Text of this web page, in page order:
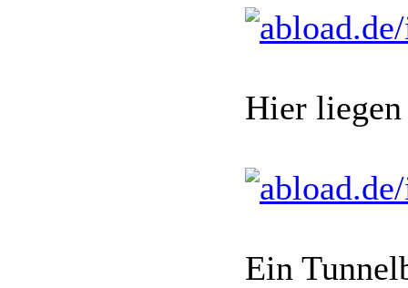
Hier liegen
Ein